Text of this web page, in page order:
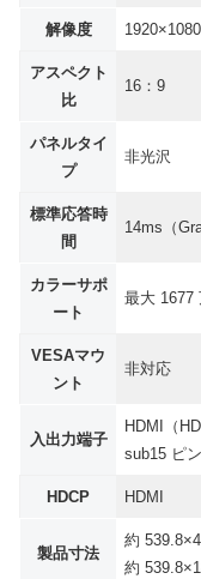
解像度
アスペクト
比
16：9
パネルタイ
プ
非光沢
標準応答時
間
14ms（
カラーサポ
ート
最大 1677
VESAマウ
ント
非対応
入出力端子
HDMI（
sub15 ピ
HDCP HDMI
製品寸法
約
約